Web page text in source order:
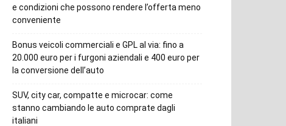
e condizioni che possono rendere l’offerta meno
conveniente
Bonus veicoli commerciali e GPL al via: fino a
20.000 euro per i furgoni aziendali e 400 euro per
la conversione dell’auto
SUV, city car, compatte e microcar: come
stanno cambiando le auto comprate dagli
italiani